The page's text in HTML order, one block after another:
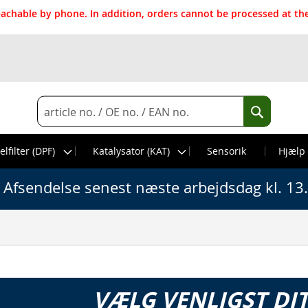
by phone. In addition, orders cannot be processed at
Search
Search
(DPF)
Katalysator (KAT) Sensorik Hjælp
Afsendelse senest næste arbejdsdag kl.
VÆLG VENLIGST